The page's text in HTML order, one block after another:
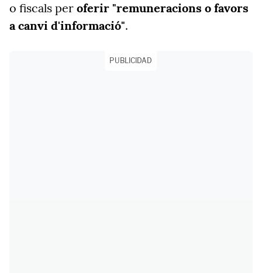
o fiscals per oferir "remuneracions o favors
a canvi d'informació".
PUBLICIDAD